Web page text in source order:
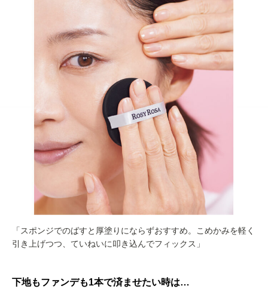
「スポンジでのばすと厚塗りにならずおすすめ。こめかみを軽く
引き上げつつ、ていねいに叩き込んでフィックス」
下地もファンデも1本で済ませたい時は…